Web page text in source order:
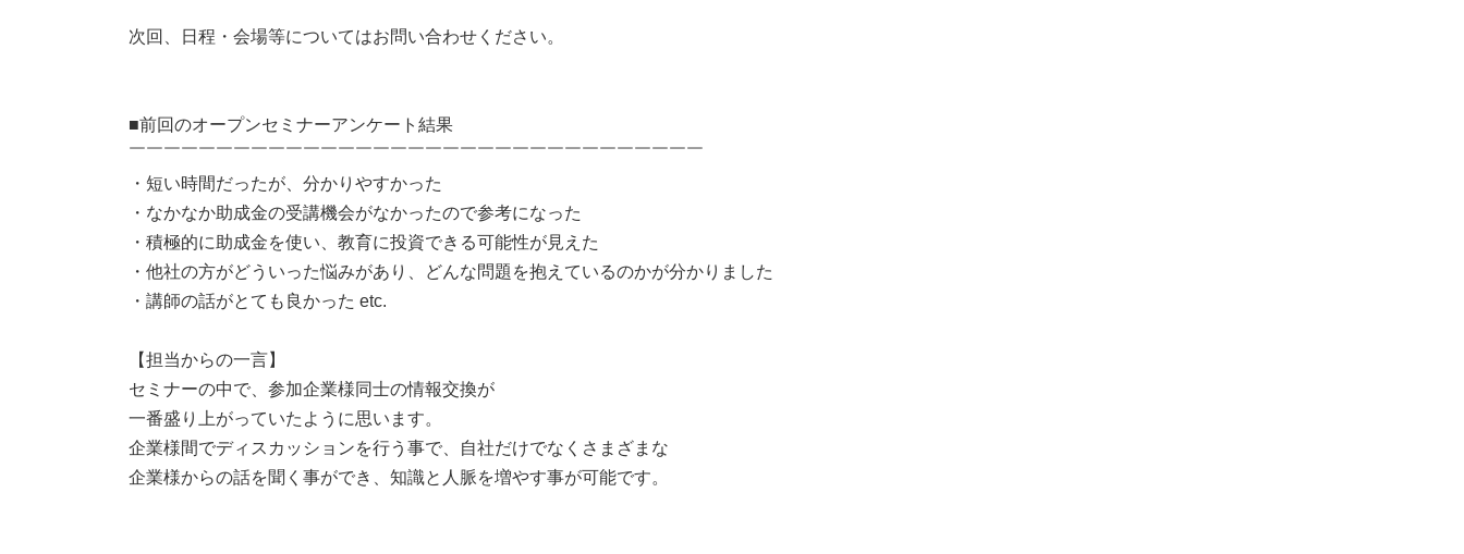
次回、日程・会場等についてはお問い合わせください。
■前回のオープンセミナーアンケート結果
￣￣￣￣￣￣￣￣￣￣￣￣￣￣￣￣￣￣￣￣￣￣￣￣￣￣￣￣￣￣￣￣￣
・短い時間だったが、分かりやすかった
・なかなか助成金の受講機会がなかったので参考になった
・積極的に助成金を使い、教育に投資できる可能性が見えた
・他社の方がどういった悩みがあり、どんな問題を抱えているのかが分かりました
・講師の話がとても良かった etc.
【担当からの一言】
セミナーの中で、参加企業様同士の情報交換が
一番盛り上がっていたように思います。
企業様間でディスカッションを行う事で、自社だけでなくさまざまな
企業様からの話を聞く事ができ、知識と人脈を増やす事が可能です。